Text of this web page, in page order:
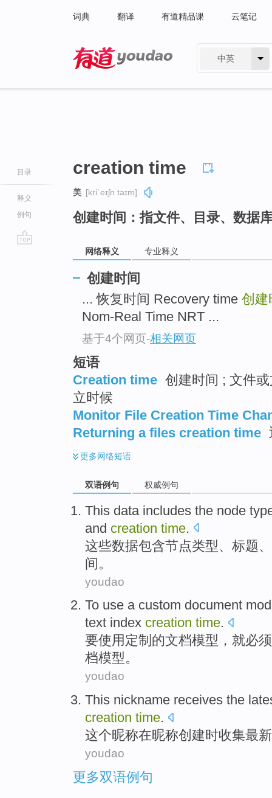
词典 翻译 有道精品课 云笔记
中英
目录
释义
例句
creation time
美 [kriˈeɪʃn taɪm]
创建时间：指文件、目录、数据
网络释义 专业释义
创建时间
... 恢复时间 Recovery time 创
Nom-Real Time NRT ...
基于4个网页-相关网页
短语
Creation time 创建时间 ; 文件
立时候
Monitor File Creation Time
Returning a files creation time
更多网络短语
双语例句 权威例句
This data includes the node
and creation time.
这些数据包含节点类型、 标题、
间。
youdao
To use a custom document
text index creation time.
要使用 定制 的文档模型 ， 就必须
档模型。
youdao
This nickname receives the
creation time.
这个昵称在昵称创建时收集最新
youdao
更多双语例句